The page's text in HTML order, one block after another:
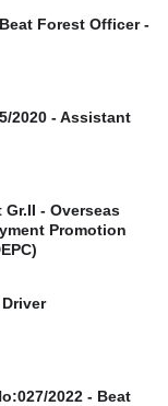
Forest Officer -
2020 - Assistant
- Overseas
Promotion
2022 - Beat